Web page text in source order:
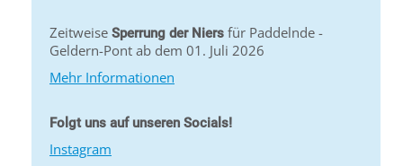
Zeitweise Sperrung der Niers für Paddelnde -
Geldern-Pont ab dem 01. Juli 2026
Mehr Informationen
Folgt uns auf unseren Socials!
Instagram